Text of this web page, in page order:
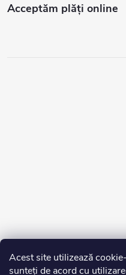
Acest site utilizează
sunteți de acord cu
Acceptăm plăţi online